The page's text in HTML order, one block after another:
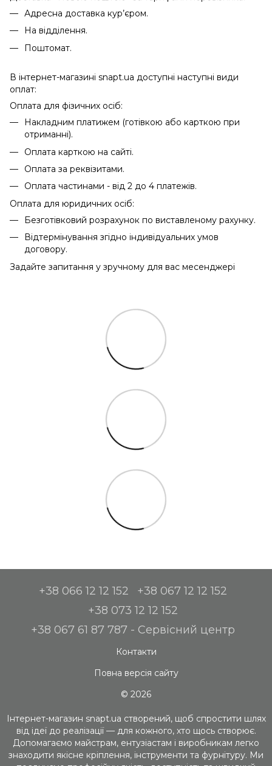
Адресна доставка кур’єром.
На відділення.
Поштомат.
В інтернет-магазині snapt.ua доступні наступні види
оплат:
Оплата для фізичних осіб:
Накладним платижем (готівкою або карткою при
отриманні).
Оплата карткою на сайті.
Оплата за реквізитами.
Оплата частинами - від 2 до 4 платежів.
Оплата для юридичних осіб:
Безготівковий розрахунок по виставленому рахунку.
Відтермінування згідно індивідуальних умов
договору.
Задайте запитання у зручному для вас месенджері
+38 066 12 12 152
+38 067 12 12 152
+38 073 12 12 152
+38 067 61 87 787 - Сервісний центр
Контакти
Повна версія сайту
© 2026
Інтернет-магазин snapt.ua створений, щоб спростити шлях
від ідеї до реалізації — для кожного, хто щось створює.
Допомагаємо майстрам, ентузіастам і виробникам легко
знаходити якісне кріплення, інструменти та фурнітуру. Ми